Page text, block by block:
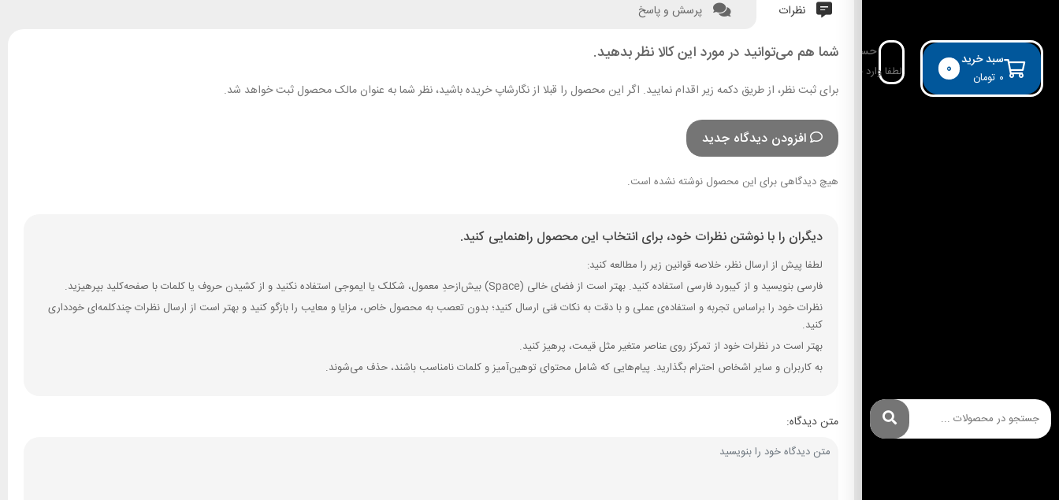
سبد خرید
تومان ۰ 0
حساب کاربری
لطفا وارد حساب خود شوید!
نظرات پرسش و پاسخ
شما هم می‌توانید در مورد این کالا نظر بدهید.
برای ثبت نظر، از طریق دکمه زیر اقدام نمایید. اگر این محصول را قبلا از نگارشاپ خریده باشید، نظر شما به عنوان مالک محصول ثبت خواهد شد.
افزودن دیدگاه جدید
هیچ دیدگاهی برای این محصول نوشته نشده است.
دیگران را با نوشتن نظرات خود، برای انتخاب این محصول راهنمایی کنید.
لطفا پیش از ارسال نظر، خلاصه قوانین زیر را مطالعه کنید:
فارسی بنویسید و از کیبورد فارسی استفاده کنید. بهتر است از فضای خالی (Space) بیش‌از‌حدِ معمول، شکلک یا ایموجی استفاده نکنید و از کشیدن حروف یا کلمات با صفحه‌کلید بپرهیزید.
نظرات خود را براساس تجربه و استفاده‌ی عملی و با دقت به نکات فنی ارسال کنید؛ بدون تعصب به محصول خاص، مزایا و معایب را بازگو کنید و بهتر است از ارسال نظرات چندکلمه‌‌ای خودداری
کنید.
بهتر است در نظرات خود از تمرکز روی عناصر متغیر مثل قیمت، پرهیز کنید.
به کاربران و سایر اشخاص احترام بگذارید. پیام‌هایی که شامل محتوای توهین‌آمیز و کلمات نامناسب باشند، حذف می‌شوند.
متن دیدگاه: